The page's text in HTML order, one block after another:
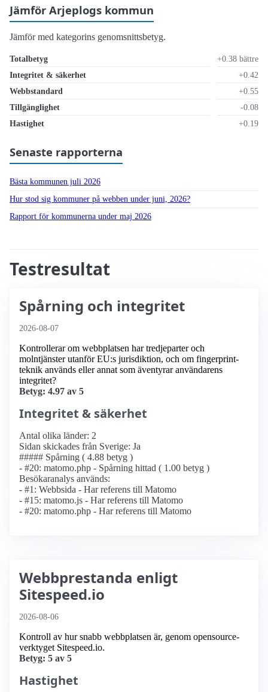
Jämför Arjeplogs kommun
Jämför med kategorins genomsnittsbetyg.
Totalbetyg
+0.38 bättre
Integritet & säkerhet
+0.42
Webbstandard
+0.55
Tillgänglighet
-0.08
Hastighet
+0.19
Senaste rapporterna
Bästa kommunen juli 2026
Hur stod sig kommuner på webben under juni, 2026?
Rapport för kommunerna under maj 2026
Testresultat
Spårning och integritet
2026-08-07
Kontrollerar om webbplatsen har tredjeparter och
molntjänster utanför EU:s jurisdiktion, och om fingerprint-
teknik används eller annat som äventyrar användarens
integritet?
Betyg: 4.97 av 5
Integritet & säkerhet
Antal olika länder: 2
Sidan skickades från Sverige: Ja
##### Spårning ( 4.88 betyg )
- #20: matomo.php - Spårning hittad ( 1.00 betyg )
Besökaranalys används:
- #1: Webbsida - Har referens till Matomo
- #15: matomo.js - Har referens till Matomo
- #20: matomo.php - Har referens till Matomo
Webbprestanda enligt
Sitespeed.io
2026-08-06
Kontroll av hur snabb webbplatsen är, genom opensource-
verktyget Sitespeed.io.
Betyg: 5 av 5
Hastighet